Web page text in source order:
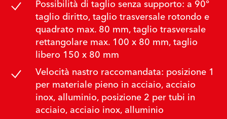
Possibilità di taglio senza supporto: a 90°
taglio diritto, taglio trasversale rotondo e
quadrato max. 80 mm, taglio trasversale
rettangolare max. 100 x 80 mm, taglio
libero 150 x 80 mm
Velocità nastro raccomandata: posizione 1
per materiale pieno in acciaio, acciaio
inox, alluminio, posizione 2 per tubi in
acciaio, acciaio inox, alluminio